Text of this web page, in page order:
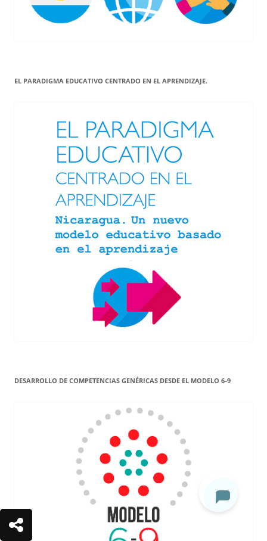
EL PARADIGMA EDUCATIVO CENTRADO EN EL APRENDIZAJE.
DESARROLLO DE COMPETENCIAS GENÉRICAS DESDE EL MODELO 6-9